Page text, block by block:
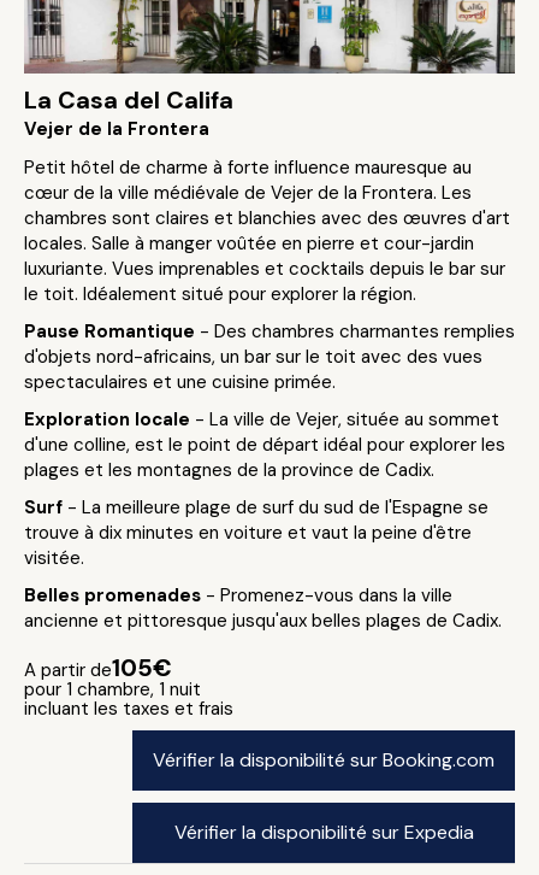
La Casa del Califa
Vejer de la Frontera
Petit hôtel de charme à forte influence mauresque au
cœur de la ville médiévale de Vejer de la Frontera. Les
chambres sont claires et blanchies avec des œuvres d'art
locales. Salle à manger voûtée en pierre et cour-jardin
luxuriante. Vues imprenables et cocktails depuis le bar sur
le toit. Idéalement situé pour explorer la région.
Pause Romantique - Des chambres charmantes remplies
d'objets nord-africains, un bar sur le toit avec des vues
spectaculaires et une cuisine primée.
Exploration locale - La ville de Vejer, située au sommet
d'une colline, est le point de départ idéal pour explorer les
plages et les montagnes de la province de Cadix.
Surf - La meilleure plage de surf du sud de l'Espagne se
trouve à dix minutes en voiture et vaut la peine d'être
visitée.
Belles promenades - Promenez-vous dans la ville
ancienne et pittoresque jusqu'aux belles plages de Cadix.
A partir de105€
pour 1 chambre, 1 nuit
incluant les taxes et frais
Vérifier la disponibilité sur Booking.com
Vérifier la disponibilité sur Expedia